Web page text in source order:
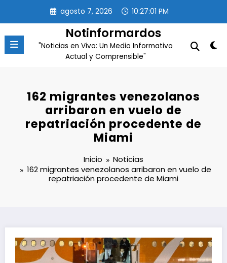
contenido
agosto 7, 2026 10:27:01 PM
Notinformardos
"Noticias en Vivo: Un Medio Informativo
Actual y Comprensible"
162 migrantes venezolanos
arribaron en vuelo de
repatriación procedente de
Miami
Inicio
Noticias
162 migrantes venezolanos arribaron en vuelo de
repatriación procedente de Miami